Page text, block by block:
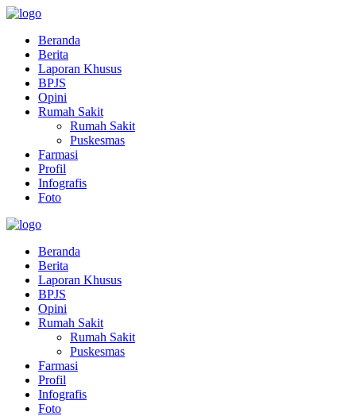
Beranda
Berita
Laporan Khusus
BPJS
Opini
Rumah Sakit
Rumah Sakit
Puskesmas
Farmasi
Profil
Infografis
Foto
Beranda
Berita
Laporan Khusus
BPJS
Opini
Rumah Sakit
Rumah Sakit
Puskesmas
Farmasi
Profil
Infografis
Foto